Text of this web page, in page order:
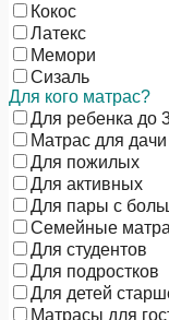
Кокос
Латекс
Мемори
Сизаль
Для кого матрас?
Для ребенка до
Матрас для дачи
Для пожилых
Для активных
Для пары с
Семейные
Для студентов
Для подростков
Для детей
Матрасы для